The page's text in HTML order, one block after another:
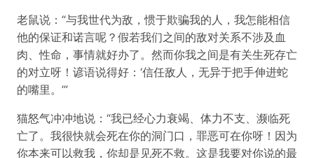
老鼠说：“与我世代为敌，惯于欺骗我的人，我怎能相信
他的保证和诺言呢？假若我们之间的敌对关系不涉及血
肉、性命，事情就好办了。然而你我之间是有关生死存亡
的对立呀！谚语说得好：‘信任敌人，无异于把手伸进蛇
的嘴里。’”
猫怒气冲冲地说：“我已经心力衰竭、体力不支、濒临死
亡了。我很快就会死在你的洞门口，罪恶可在你呀！因为
你本来可以救我，你却是见死不救。这是我要对你说的最